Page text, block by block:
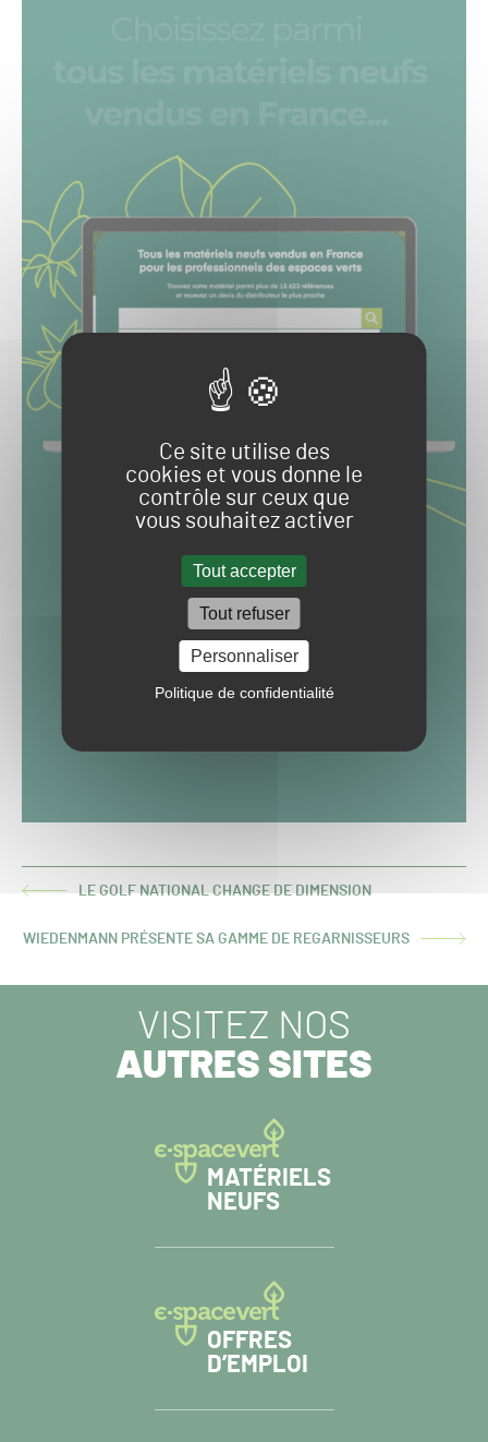
Ce site utilise des
cookies et vous donne le
contrôle sur ceux que
vous souhaitez activer
Tout accepter
Tout refuser
Personnaliser
Politique de confidentialité
ARTICLELE GOLF NATIONAL CHANGE DE DIMENSION
ARTICLE
WIEDENMANN PRÉSENTE SA GAMME DE REGARNISSEURS
VISITEZ NOS
AUTRES SITES
MATÉRIELS
NEUFS
OFFRES
D’EMPLOI